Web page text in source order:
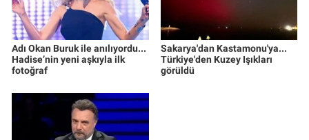
Adı Okan Buruk ile anılıyordu...
Hadise’nin yeni aşkıyla ilk
fotoğraf
Sakarya'dan Kastamonu'ya...
Türkiye'den Kuzey Işıkları
görüldü